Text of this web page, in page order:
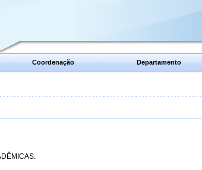
Coordenação Departamento